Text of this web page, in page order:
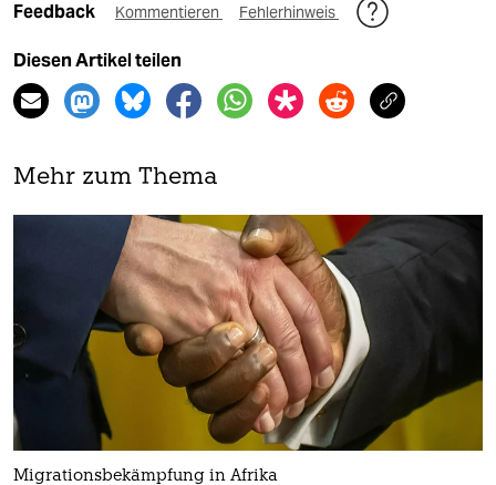
Feedback Kommentieren Fehlerhinweis
Diesen Artikel teilen
Mehr zum Thema
Migrationsbekämpfung in Afrika